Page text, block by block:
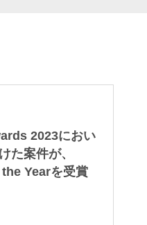
2023におい
た案件が、
Yearを受賞